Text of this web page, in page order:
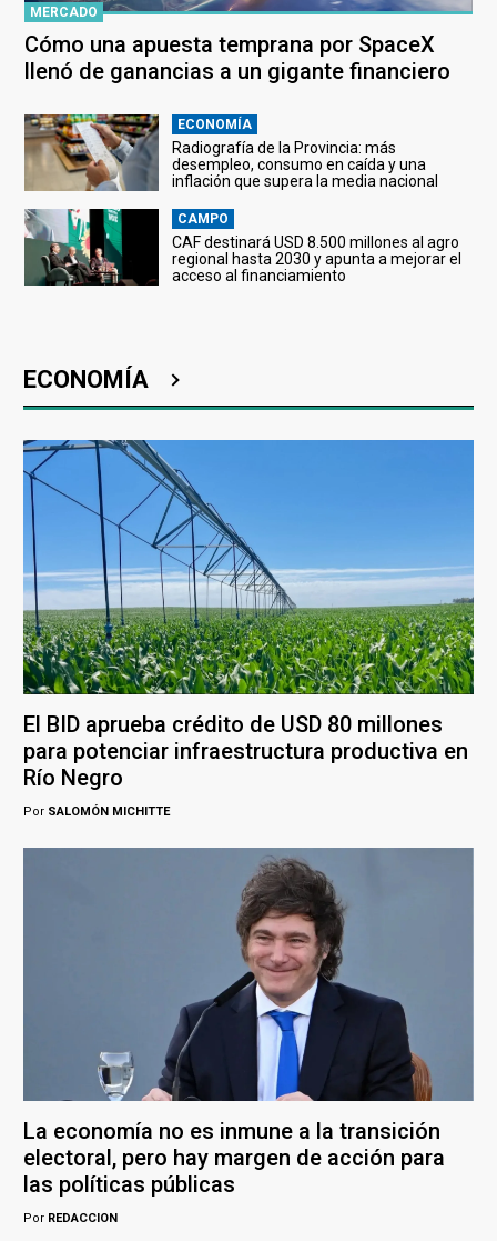
MERCADO
Cómo una apuesta temprana por SpaceX
llenó de ganancias a un gigante financiero
ECONOMÍA
Radiografía de la Provincia: más
desempleo, consumo en caída y una
inflación que supera la media nacional
CAMPO
CAF destinará USD 8.500 millones al agro
regional hasta 2030 y apunta a mejorar el
acceso al financiamiento
ECONOMÍA
El BID aprueba crédito de USD 80 millones
para potenciar infraestructura productiva en
Río Negro
Por SALOMÓN MICHITTE
La economía no es inmune a la transición
electoral, pero hay margen de acción para
las políticas públicas
Por REDACCION